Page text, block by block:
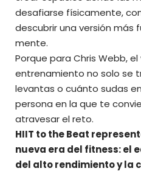
desafiarse físicamente,
descubrir una versión más
mente.
Porque para Chris Webb,
entrenamiento no solo se
levantas o cuánto sudas
persona en la que te
atravesar el reto.
HIIT to the Beat
nueva era del fitness: el
del alto rendimiento y la